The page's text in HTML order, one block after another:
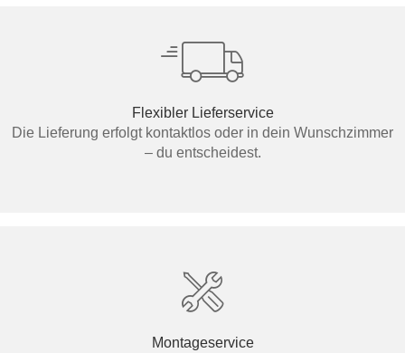
Flexibler Lieferservice
Die Lieferung erfolgt kontaktlos oder in dein Wunschzimmer
– du entscheidest.
Montageservice